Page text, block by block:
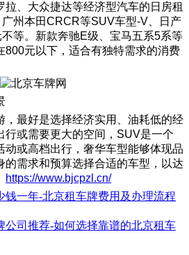
拉、大众捷达等经济型汽车的日房租
州本田CRCR等SUV车型-V、日产
等。新款奔驰E级、宝马五系5系等
800元以下，适合有独特需求的消费
，最好是选择经济实用、油耗低的经
行或需要更大的空间，SUV是一个
动或高档出行，奢华车型能够体现品
的需求和预算选择合适的车型，以达
https://www.bjcpzl.cn/
钱一年-北京租车牌费用及办理流程
公司推荐-如何选择靠谱的北京租车